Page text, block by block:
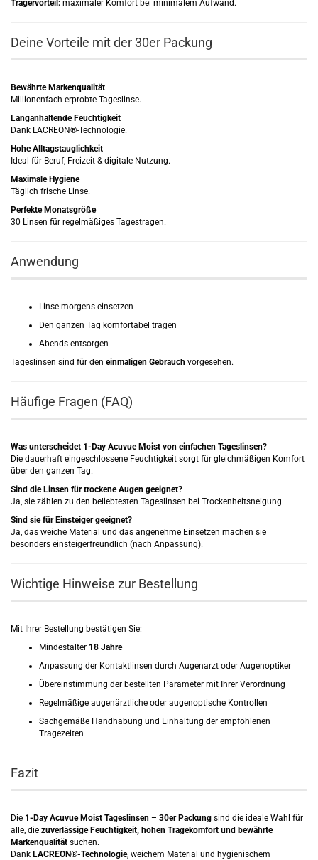
Trägervorteil: maximaler Komfort bei minimalem Aufwand.
Deine Vorteile mit der 30er Packung
Bewährte Markenqualität
Millionenfach erprobte Tageslinse.
Langanhaltende Feuchtigkeit
Dank LACREON®-Technologie.
Hohe Alltagstauglichkeit
Ideal für Beruf, Freizeit & digitale Nutzung.
Maximale Hygiene
Täglich frische Linse.
Perfekte Monatsgröße
30 Linsen für regelmäßiges Tagestragen.
Anwendung
Linse morgens einsetzen
Den ganzen Tag komfortabel tragen
Abends entsorgen
Tageslinsen sind für den einmaligen Gebrauch vorgesehen.
Häufige Fragen (FAQ)
Was unterscheidet 1-Day Acuvue Moist von einfachen Tageslinsen?
Die dauerhaft eingeschlossene Feuchtigkeit sorgt für gleichmäßigen Komfort
über den ganzen Tag.
Sind die Linsen für trockene Augen geeignet?
Ja, sie zählen zu den beliebtesten Tageslinsen bei Trockenheitsneigung.
Sind sie für Einsteiger geeignet?
Ja, das weiche Material und das angenehme Einsetzen machen sie
besonders einsteigerfreundlich (nach Anpassung).
Wichtige Hinweise zur Bestellung
Mit Ihrer Bestellung bestätigen Sie:
Mindestalter 18 Jahre
Anpassung der Kontaktlinsen durch Augenarzt oder Augenoptiker
Übereinstimmung der bestellten Parameter mit Ihrer Verordnung
Regelmäßige augenärztliche oder augenoptische Kontrollen
Sachgemäße Handhabung und Einhaltung der empfohlenen
Tragezeiten
Fazit
Die 1-Day Acuvue Moist Tageslinsen – 30er Packung sind die ideale Wahl für
alle, die zuverlässige Feuchtigkeit, hohen Tragekomfort und bewährte
Markenqualität suchen.
Dank LACREON®-Technologie, weichem Material und hygienischem